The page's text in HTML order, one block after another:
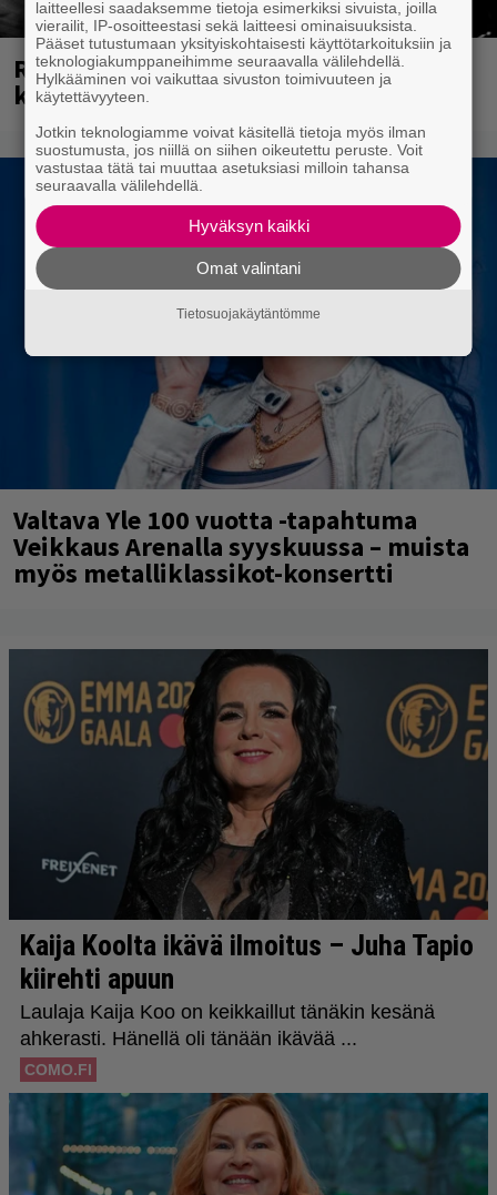
Rushin Neail Peartista ilmestyy ensi
kuussa dokumentti
Valtava Yle 100 vuotta -tapahtuma
Veikkaus Arenalla syyskuussa – muista
myös metalliklassikot-konsertti
laitteellesi saadaksemme tietoja esimerkiksi sivuista, joilla
vierailit, IP-osoitteestasi sekä laitteesi ominaisuuksista.
Pääset tutustumaan yksityiskohtaisesti käyttötarkoituksiin ja
teknologiakumppaneihimme seuraavalla välilehdellä.
Hylkääminen voi vaikuttaa sivuston toimivuuteen ja
käytettävyyteen.
Jotkin teknologiamme voivat käsitellä tietoja myös ilman
suostumusta, jos niillä on siihen oikeutettu peruste. Voit
vastustaa tätä tai muuttaa asetuksiasi milloin tahansa
seuraavalla välilehdellä.
Hyväksyn kaikki
Omat valintani
Tietosuojakäytäntömme